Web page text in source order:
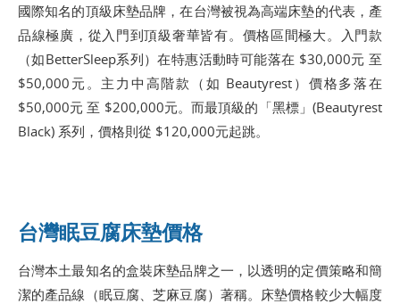
國際知名的頂級床墊品牌，在台灣被視為高端床墊的代表，產
品線極廣，從入門到頂級奢華皆有。價格區間極大。入門款
（如BetterSleep系列）在特惠活動時可能落在 $30,000元 至
$50,000元。主力中高階款（如 Beautyrest）價格多落在
$50,000元 至 $200,000元。而最頂級的「黑標」(Beautyrest
Black) 系列，價格則從 $120,000元起跳。
台灣眠豆腐床墊價格
台灣本土最知名的盒裝床墊品牌之一，以透明的定價策略和簡
潔的產品線（眠豆腐、芝麻豆腐）著稱。床墊價格較少大幅度